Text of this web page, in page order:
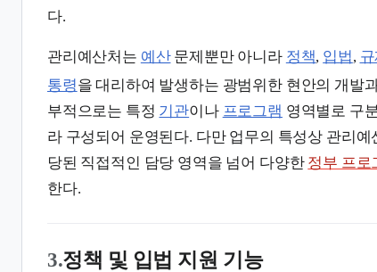
다.
관리예산처는 예산문제뿐만 아니라 정책, 입법, 규
통령을 대리하여 발생하는 광범위한 현안의 개발
부적으로는 특정 기관이나 프로그램 영역별로 구
라 구성되어 운영된다. 다만 업무의 특성상 관리
당된 직접적인 담당 영역을 넘어 다양한 정부 프로
한다.
3.정책 및 입법 지원 기능